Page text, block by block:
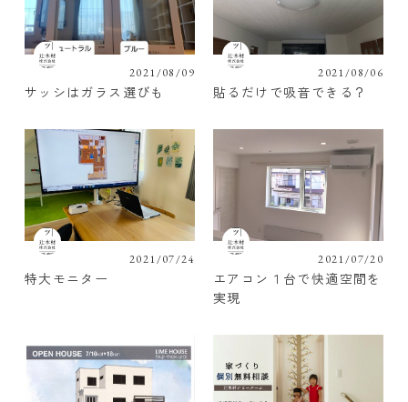
2021/08/09
サッシはガラス選びも
2021/08/06
貼るだけで吸音できる？
2021/07/24
特大モニター
2021/07/20
エアコン１台で快適空間を
実現